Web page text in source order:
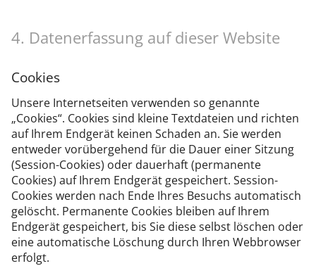
4. Datenerfassung auf dieser Website
Cookies
Unsere Internetseiten verwenden so genannte
„Cookies“. Cookies sind kleine Textdateien und richten
auf Ihrem Endgerät keinen Schaden an. Sie werden
entweder vorübergehend für die Dauer einer Sitzung
(Session-Cookies) oder dauerhaft (permanente
Cookies) auf Ihrem Endgerät gespeichert. Session-
Cookies werden nach Ende Ihres Besuchs automatisch
gelöscht. Permanente Cookies bleiben auf Ihrem
Endgerät gespeichert, bis Sie diese selbst löschen oder
eine automatische Löschung durch Ihren Webbrowser
erfolgt.